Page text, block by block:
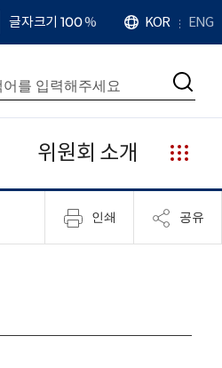
확
대
치
글자크기 100%
언
어
KOR ENG
검
위원회 소개
누
리
집
안
인쇄 공유